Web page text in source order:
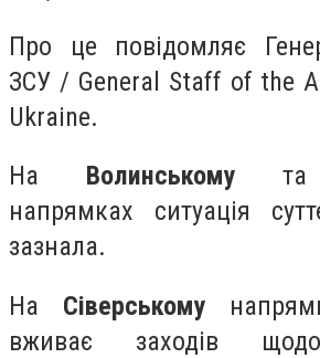
Про це повідомляє
ЗСУ / General Staff of the
Ukraine.
На Волинському
напрямках ситуація
зазнала.
На Сіверському
вживає заходів